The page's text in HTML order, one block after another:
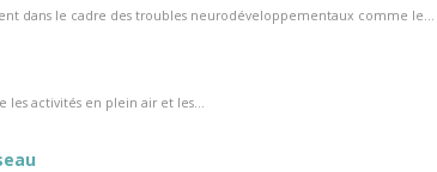
dans le cadre des troubles neurodéveloppementaux comme le...
activités en plein air et les...